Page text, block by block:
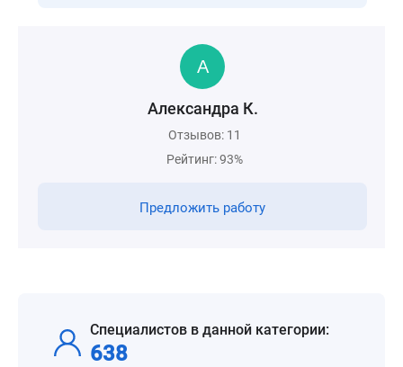
Александра К.
Отзывов: 11
Рейтинг: 93%
Предложить работу
Специалистов в данной категории:
638